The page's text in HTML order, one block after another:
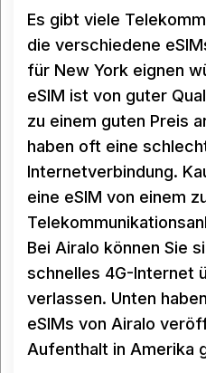
Es gibt viele
die verschiedene
für New York eignen
eSIM ist von guter
zu einem guten Preis
haben oft eine
Internetverbindung.
eine eSIM von einem
Bei Airalo können Sie
schnelles 4G-Internet
verlassen. Unten
eSIMs von Airalo
Aufenthalt in Amerika